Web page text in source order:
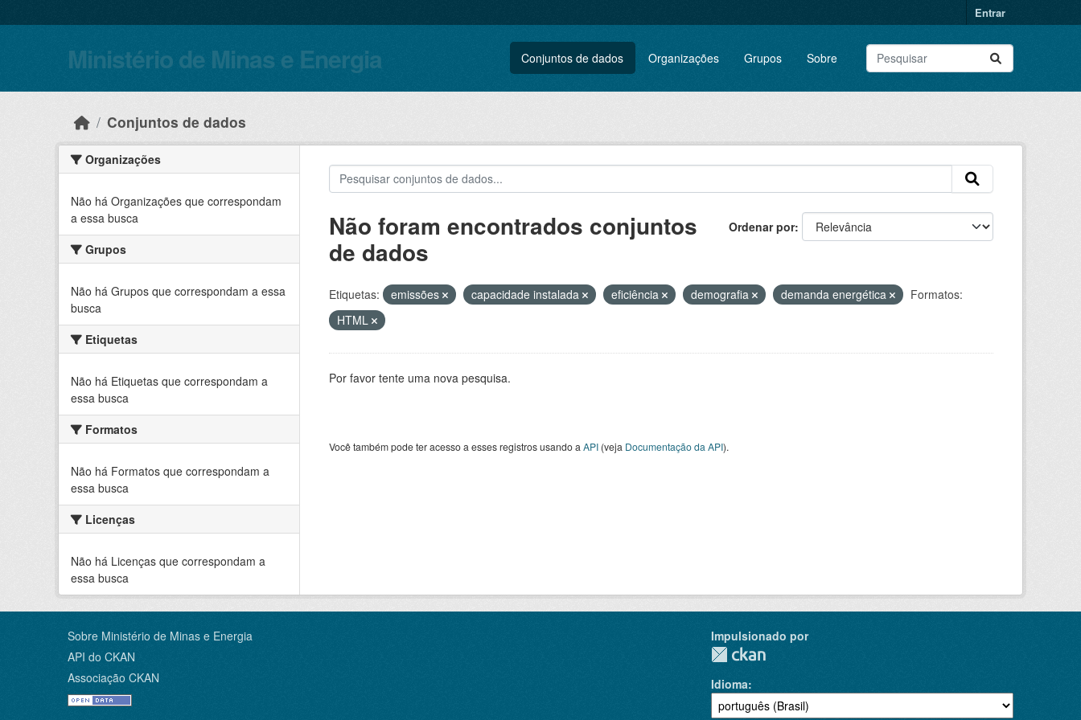
Entrar
Ministério de Minas e Energia Conjuntos de dados Organizações Grupos Sobre
Conjuntos de dados
Organizações
Não há Organizações que correspondam
a essa busca
Grupos
Não há Grupos que correspondam a essa
busca
Etiquetas
Não há Etiquetas que correspondam a
essa busca
Formatos
Não há Formatos que correspondam a
essa busca
Licenças
Não há Licenças que correspondam a
essa busca
Ordenar por
Não foram encontrados conjuntos
de dados
Etiquetas: emissões capacidade instalada eficiência demografia demanda energética
Formatos:
HTML
Por favor tente uma nova pesquisa.
Você também pode ter acesso a esses registros usando a API(veja Documentação da API).
Sobre Ministério de Minas e Energia
API do CKAN
Associação CKAN
Impulsionado por
Idioma